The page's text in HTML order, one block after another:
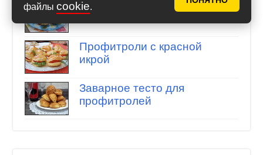
файлы cookie.
Профитроли с Оливье
Профитроли с красной
икрой
Заварное тесто для
профитролей